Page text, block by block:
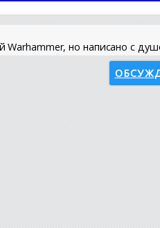
Warhammer, но написано с